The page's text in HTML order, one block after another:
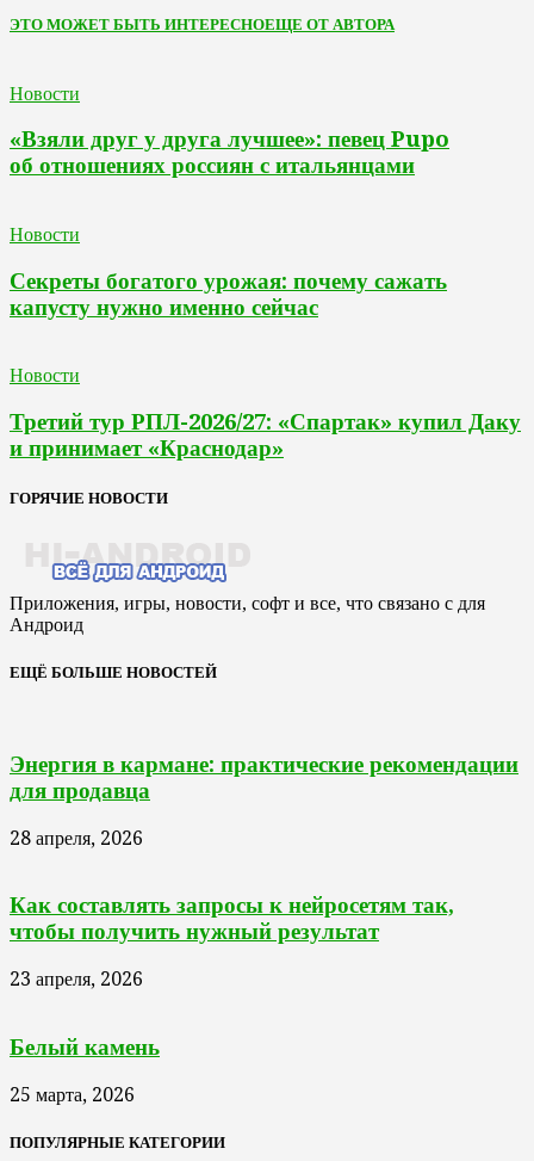
ЭТО МОЖЕТ БЫТЬ ИНТЕРЕСНОЕЩЕ ОТ АВТОРА
Новости
«Взяли друг у друга лучшее»: певец Pupo
об отношениях россиян с итальянцами
Новости
Секреты богатого урожая: почему сажать
капусту нужно именно сейчас
Новости
Третий тур РПЛ-2026/27: «Спартак» купил Даку
и принимает «Краснодар»
ГОРЯЧИЕ НОВОСТИ
Приложения, игры, новости, софт и все, что связано с для
Андроид
ЕЩЁ БОЛЬШЕ НОВОСТЕЙ
Энергия в кармане: практические рекомендации
для продавца
28 апреля, 2026
Как составлять запросы к нейросетям так,
чтобы получить нужный результат
23 апреля, 2026
Белый камень
25 марта, 2026
ПОПУЛЯРНЫЕ КАТЕГОРИИ